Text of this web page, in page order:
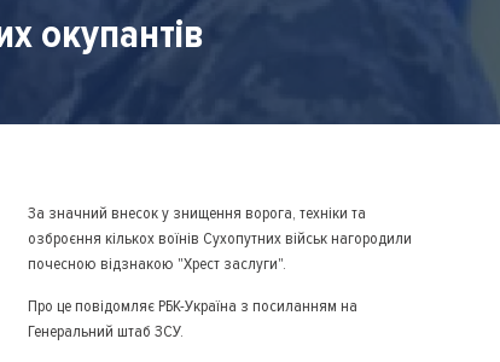
окупантів
За значний внесок у знищення ворога, техніки та
озброєння кількох воїнів Сухопутних військ нагородили
почесною відзнакою "Хрест заслуги".
Про це повідомляє РБК-Україна з посиланням на
Генеральний штаб ЗСУ.